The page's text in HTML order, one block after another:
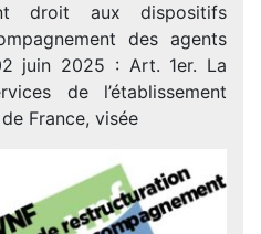
droit aux dispositifs
des agents
juin 2025 : Art. 1er. La
de l’établissement
France, visée